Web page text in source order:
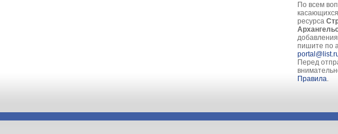
По всем
ресурса
пишите по
Перед
Правила.